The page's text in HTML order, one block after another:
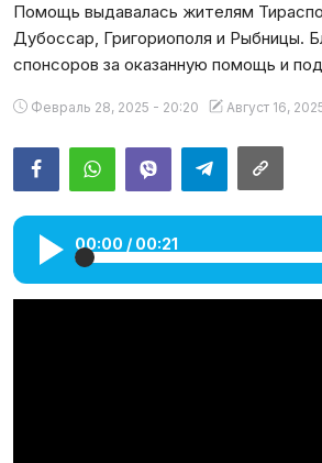
Милосердие
Культура
Архивы
Галерея
Календарь
Помощь выдавалась жителям
Дубоссар, Григориополя и Рыбницы.
спонсоров за оказанную помощь и
Февраль 28, 2025 - 20:20 Август 16,
00:00 / 00:21